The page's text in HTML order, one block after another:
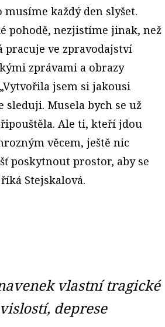
každý den slyšet.
pohodě, nezjistíme jinak, než
pracuje ve zpravodajství
zprávami a obrazy
jsem si jakousi
sleduji. Musela bych se už
Ale ti, kteří jdou
věcem, ještě nic
poskytnout prostor, aby se
Stejskalová.
vlastní tragické
deprese